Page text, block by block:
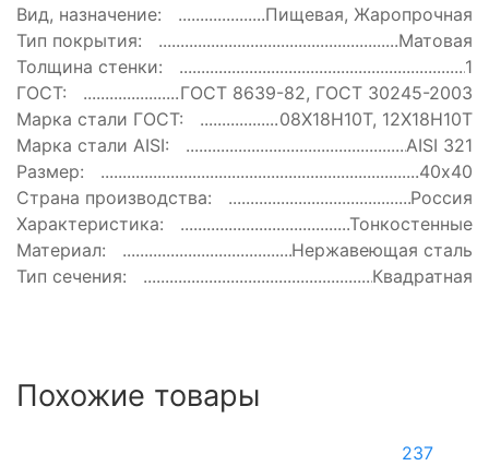
Вид, назначение:
Пищевая, Жаропрочная
Тип покрытия:
Матовая
Толщина стенки:
1
ГОСТ:
ГОСТ 8639-82, ГОСТ 30245-2003
Марка стали ГОСТ:
08Х18Н10Т, 12Х18Н10Т
Марка стали AISI:
AISI 321
Размер:
40х40
Страна производства:
Россия
Характеристика:
Тонкостенные
Материал:
Нержавеющая сталь
Тип сечения:
Квадратная
Похожие товары
237